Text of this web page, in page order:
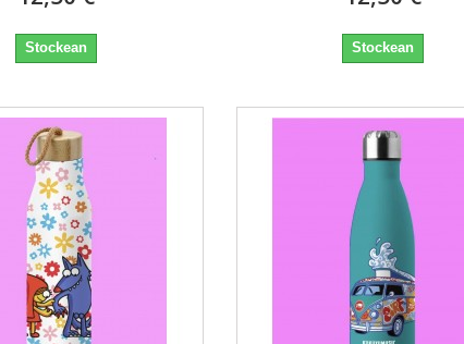
Stockean Stockean